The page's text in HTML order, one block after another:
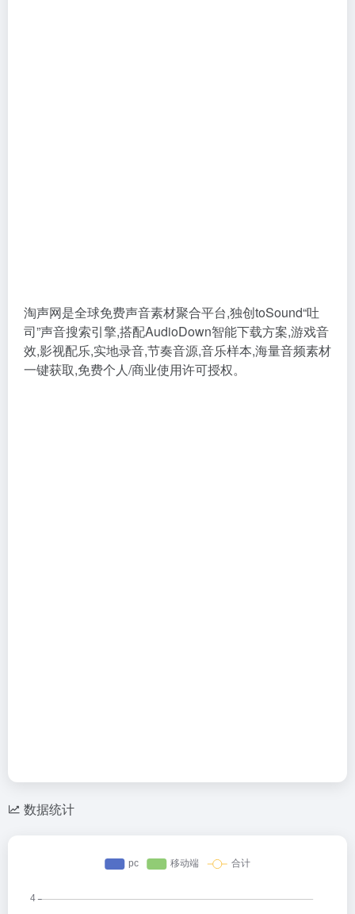
淘声网是全球免费声音素材聚合平台,独创toSound“吐
司”声音搜索引擎,搭配AudioDown智能下载方案,游戏音
效,影视配乐,实地录音,节奏音源,音乐样本,海量音频素材
一键获取,免费个人/商业使用许可授权。
数据统计